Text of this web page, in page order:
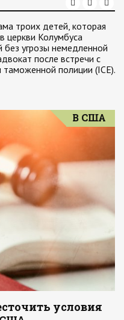
троих детей, которая
церкви Колумбуса
угрозы немедленной
после встречи с
полиции (ICE).
В США
условия